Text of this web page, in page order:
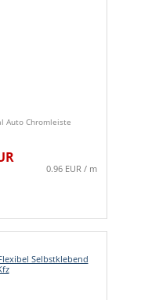
Auto Chromleiste
0.96 EUR / m